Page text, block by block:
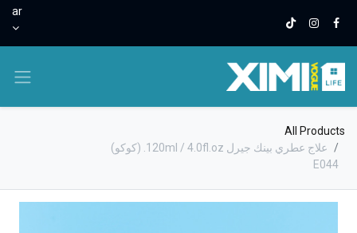
ar
All Products
علاج عطري بينك جيرل 120ml / 4.0fl.oz. (كوكو)
E044